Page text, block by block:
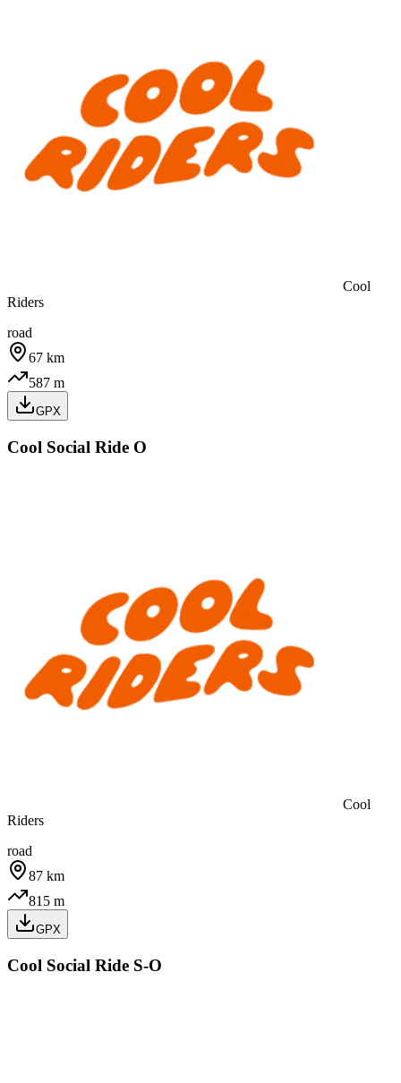
Cool
Riders
road
67 km
587 m
GPX
Cool Social Ride O
Cool
Riders
road
87 km
815 m
GPX
Cool Social Ride S-O